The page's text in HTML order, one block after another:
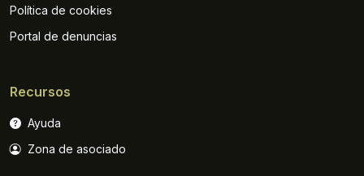
Política de cookies
Portal de denuncias
Recursos
Ayuda
Zona de asociado